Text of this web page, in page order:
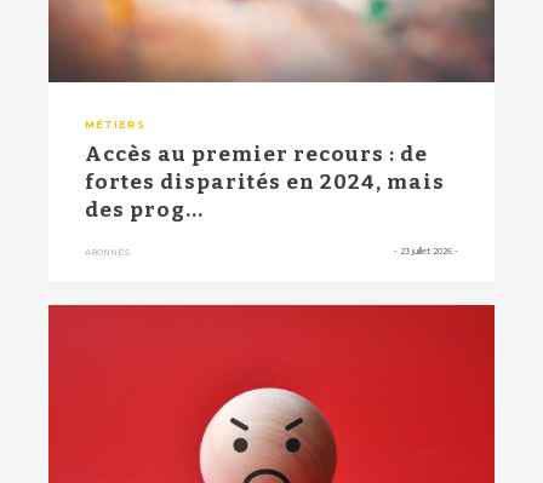
MÉTIERS
Accès au premier recours : de
fortes disparités en 2024, mais
des prog...
ABONNÉS - 23 juillet 2026 -